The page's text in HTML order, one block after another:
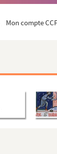
Mon compte